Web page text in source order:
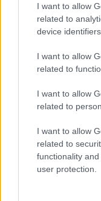
I want to allow
related to
device
I want to allow
related to
I want to allow
related to
I want to allow
related to
functionality
user protection.